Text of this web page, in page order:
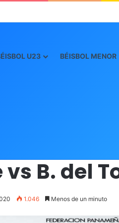
U23 BÉISBOL MENOR
vs B. del
1.046 Menos de un minuto